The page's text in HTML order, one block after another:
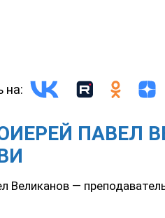
на:
ПАВЕЛ
Великанов —